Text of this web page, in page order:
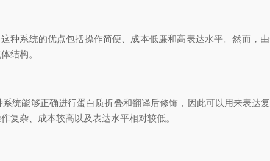
种系统的优点包括操作简便、成本低廉和高表达水平。然而，
结构。
统能够正确进行蛋白质折叠和翻译后修饰，因此可以用来表达
复杂、成本较高以及表达水平相对较低。